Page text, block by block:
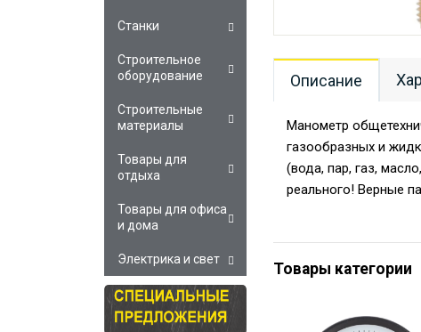
Описание
Манометр
газообразных и
(вода, пар, газ,
реального! Верные
Товары категории
Станки
Строительное
оборудование
Строительные
материалы
Товары для
отдыха
Товары для офиса
и дома
Электрика и свет